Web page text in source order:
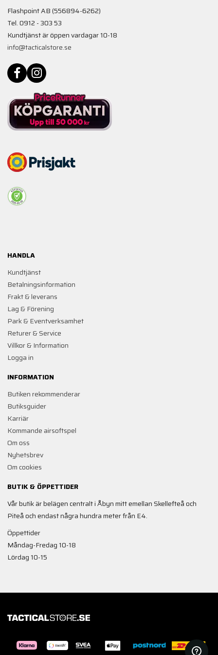
Flashpoint AB (556894-6262)
Tel. 0912 - 303 53
Kundtjänst är öppen vardagar 10-18
info@tacticalstore.se
HANDLA
Kundtjänst
Betalningsinformation
Frakt & leverans
Lag & Förening
Park & Eventverksamhet
Returer & Service
Villkor & Information
Logga in
INFORMATION
Butiken rekommenderar
Butiksguider
Karriär
Kommande airsoftspel
Om oss
Nyhetsbrev
Om cookies
BUTIK & ÖPPETTIDER
Vår butik är belägen centralt i Åbyn mitt emellan Skellefteå och
Piteå och endast några hundra meter från E4.
Öppettider
Måndag-Fredag 10-18
Lördag 10-15